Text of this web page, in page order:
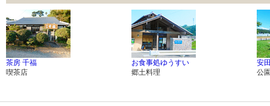
茶房 千福
喫茶店
お食事処ゆうすい
郷土料理
安
公